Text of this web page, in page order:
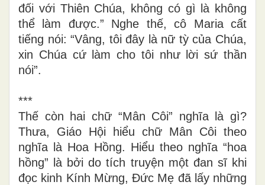
đối với Thiên Chúa, không có gì là không
thể làm được.” Nghe thế, cô Maria cất
tiếng nói: “Vâng, tôi đây là nữ tỳ của Chúa,
xin Chúa cứ làm cho tôi như lời sứ thần
nói”.
***
Thế còn hai chữ “Mân Côi” nghĩa là gì?
Thưa, Giáo Hội hiểu chữ Mân Côi theo
nghĩa là Hoa Hồng. Hiểu theo nghĩa “hoa
hồng” là bởi do tích truyện một đan sĩ khi
đọc kinh Kính Mừng, Đức Mẹ đã lấy những